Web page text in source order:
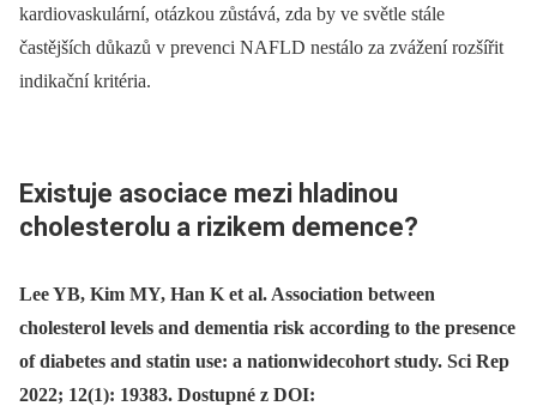
kardiovaskulární, otázkou zůstává, zda by ve světle stále
častějších důkazů v prevenci NAFLD nestálo za zvážení rozšířit
indikační kritéria.
Existuje asociace mezi hladinou
cholesterolu a rizikem demence?
Lee YB, Kim MY, Han K et al. Association between
cholesterol levels and dementia risk according to the presence
of diabetes and statin use: a nationwidecohort study. Sci Rep
2022; 12(1): 19383. Dostupné z DOI: